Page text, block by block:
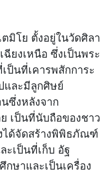
มิโย ตั้งอยู่ในวัดศิลา
ยงเหนือ ซึ่งเป็นพระ
ป็นที่เคารพสักการะ
และมีลูกศิษย์
ซึ่งหลังจาก
เป็นที่นับถือของชาว
ด้จัดสร้างพิพิธภัณฑ์
ะเป็นที่เก็บ อัฐ
ษาและเป็นเครื่อง